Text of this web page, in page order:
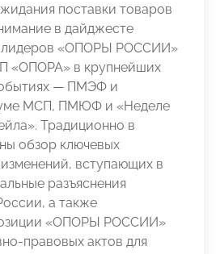
поставки товаров
в дайджесте
лидеров «ОПОРЫ РОССИИ»
«ОПОРА» в крупнейших
— ПМЭФ и
МСП, ПМЮФ и «Неделе
Традиционно в
обзор ключевых
вступающих в
разъяснения
а также
«ОПОРЫ РОССИИ»
правовых актов для